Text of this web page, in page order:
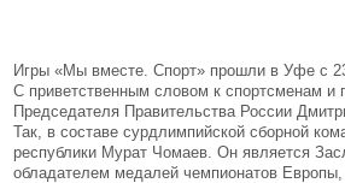
Игры «Мы вместе. Спорт» прошли в Уфе с
С приветственным словом к спортсменам и
Председателя Правительства России
Так, в составе сурдлимпийской сборной
республики Мурат Чомаев. Он является
обладателем медалей чемпионатов